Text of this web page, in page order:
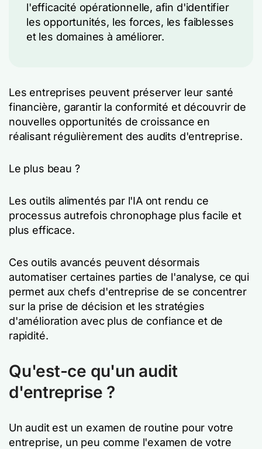
l'efficacité opérationnelle, afin d'identifier
les opportunités, les forces, les faiblesses
et les domaines à améliorer.
Les entreprises peuvent préserver leur santé
financière, garantir la conformité et découvrir de
nouvelles opportunités de croissance en
réalisant régulièrement des audits d'entreprise.
Le plus beau ?
Les outils alimentés par l'IA ont rendu ce
processus autrefois chronophage plus facile et
plus efficace.
Ces outils avancés peuvent désormais
automatiser certaines parties de l'analyse, ce qui
permet aux chefs d'entreprise de se concentrer
sur la prise de décision et les stratégies
d'amélioration avec plus de confiance et de
rapidité.
Qu'est-ce qu'un audit
d'entreprise ?
Un audit est un examen de routine pour votre
entreprise, un peu comme l'examen de votre